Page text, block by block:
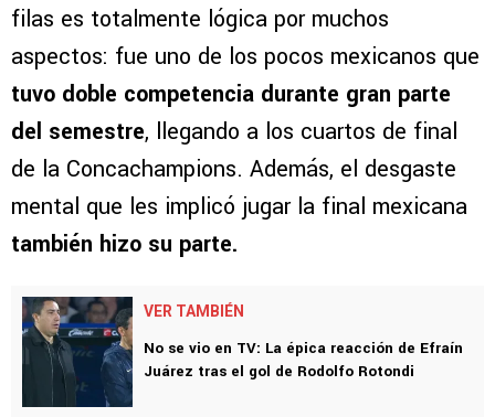
filas es totalmente lógica por muchos
aspectos: fue uno de los pocos mexicanos que
tuvo doble competencia durante gran parte
del semestre, llegando a los cuartos de final
de la Concachampions. Además, el desgaste
mental que les implicó jugar la final mexicana
también hizo su parte.
VER TAMBIÉN
No se vio en TV: La épica reacción de Efraín
Juárez tras el gol de Rodolfo Rotondi